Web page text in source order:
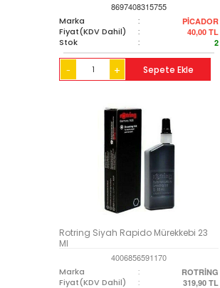
8697408315755
Marka
: PİCADOR
Fiyat(KDV Dahil) : 40,00 TL
Stok : 2
- + Sepete Ekle
Rotring Siyah Rapido Mürekkebi 23
Ml
4006856591170
Marka
: ROTRİNG
Fiyat(KDV Dahil) : 319,90 TL